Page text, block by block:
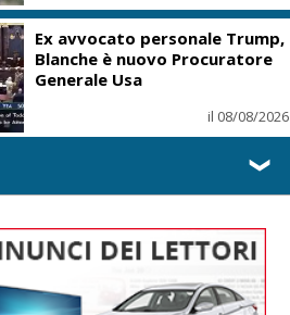
Ex avvocato personale Trump,
Blanche è nuovo Procuratore
Generale Usa
il 08/08/2026
❯